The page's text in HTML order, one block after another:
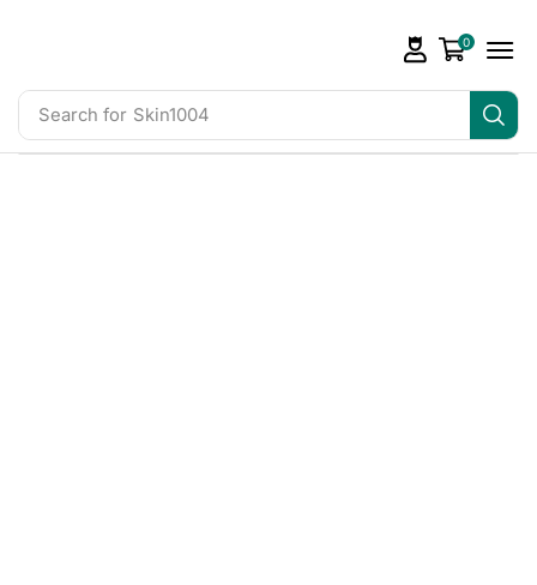
Search for Skin1004
0